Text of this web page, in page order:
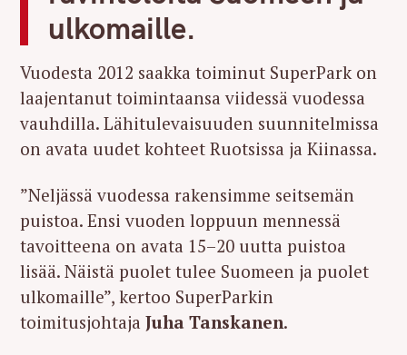
ulkomaille.
Vuodesta 2012 saakka toiminut SuperPark on
laajentanut toimintaansa viidessä vuodessa
vauhdilla. Lähitulevaisuuden suunnitelmissa
on avata uudet kohteet Ruotsissa ja Kiinassa.
”Neljässä vuodessa rakensimme seitsemän
puistoa. Ensi vuoden loppuun mennessä
tavoitteena on avata 15–20 uutta puistoa
lisää. Näistä puolet tulee Suomeen ja puolet
ulkomaille”, kertoo SuperParkin
toimitusjohtaja Juha Tanskanen.